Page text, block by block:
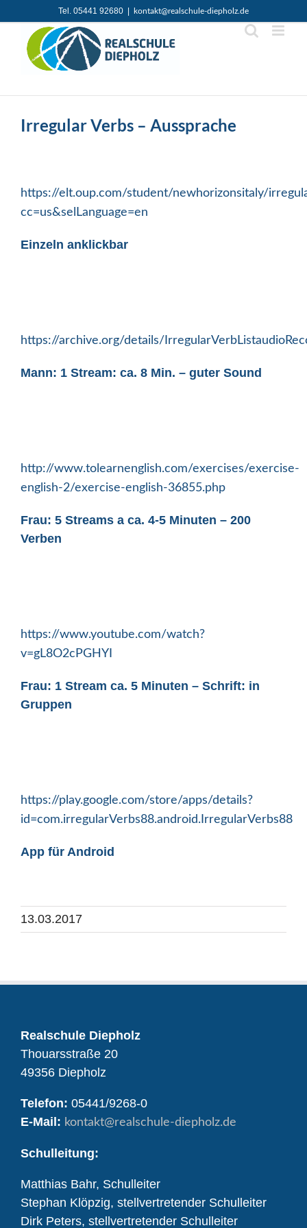
Inhalt
springen
Tel. 05441 92680 kontakt@realschule-diepholz.de
Irregular Verbs – Aussprache
https://elt.oup.com/student/newhorizonsitaly/
cc=us&selLanguage=en
Einzeln anklickbar
https://archive.org/details/
Mann: 1 Stream: ca. 8 Min. – guter Sound
http://www.tolearnenglish.com/exercises/exercise-
english-2/exercise-english-36855.php
Frau: 5 Streams a ca. 4-5 Minuten – 200
Verben
https://www.youtube.com/watch?
v=gL8O2cPGHYI
Frau: 1 Stream ca. 5 Minuten – Schrift: in
Gruppen
https://play.google.com/store/apps/details?
id=com.irregularVerbs88.android.IrregularVerbs88
App für Android
13.03.2017
Realschule Diepholz
Thouarsstraße 20
49356 Diepholz
Telefon: 05441/9268-0
E-Mail: kontakt@realschule-diepholz.de
Schulleitung:
Matthias Bahr, Schulleiter
Stephan Klöpzig, stellvertretender Schulleiter
Dirk Peters, stellvertretender Schulleiter